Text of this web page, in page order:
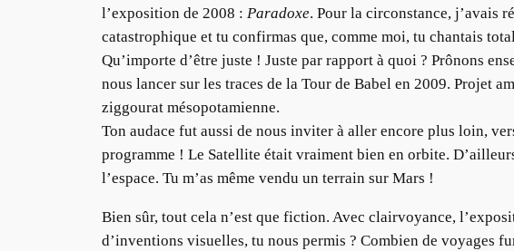
l’exposition de 2008 : Paradoxe. Pour la circonstance, j’avais
catastrophique et tu confirmas que, comme moi, tu chantais
Qu’importe d’être juste ! Juste par rapport à quoi ? Prônons
nous lancer sur les traces de la Tour de Babel en 2009. Projet
ziggourat mésopotamienne.
Ton audace fut aussi de nous inviter à aller encore plus loin,
programme ! Le Satellite était vraiment bien en orbite.
l’espace. Tu m’as même vendu un terrain sur Mars !
Bien sûr, tout cela n’est que fiction. Avec clairvoyance,
d’inventions visuelles, tu nous permis ? Combien de voyages